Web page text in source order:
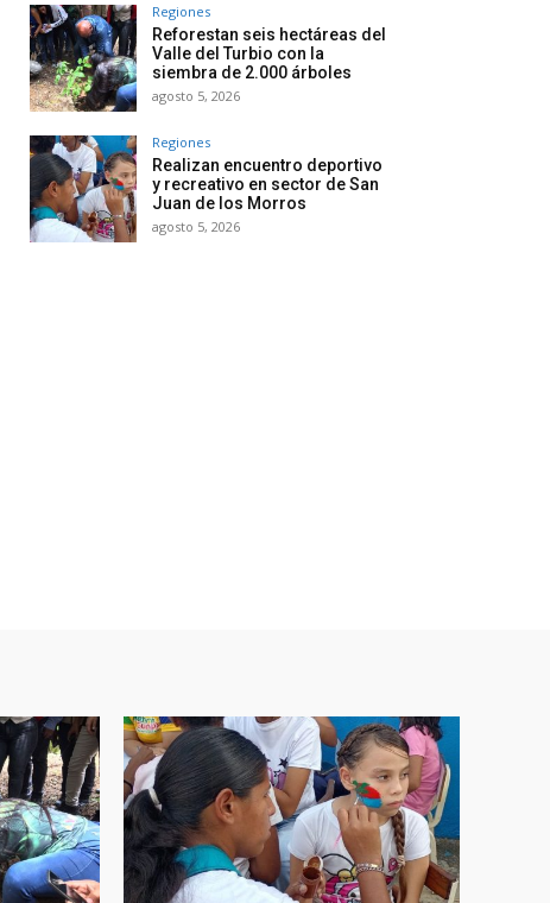
Regiones
Reforestan seis hectáreas del
Valle del Turbio con la
siembra de 2.000 árboles
agosto 5, 2026
Regiones
Realizan encuentro deportivo
y recreativo en sector de San
Juan de los Morros
agosto 5, 2026